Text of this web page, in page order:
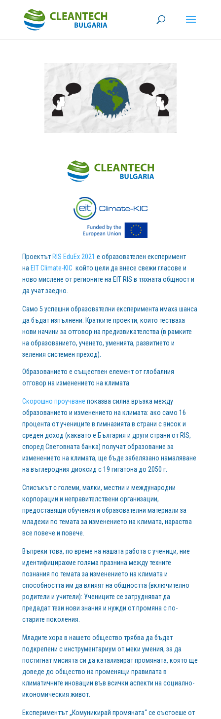
Проектът RIS EduEx 2021 е образователен експеримент
на EIT Climate-KIC който цели да внесе свежи гласове и
ново мислене от регионите на EIT RIS в тяхната общност и
да учат заедно.
Само 5 успешни образователни експеримента имаха шанса
да бъдат изпълнени. Кратките проекти, които тестваха
нови начини за отговор на предизвикателства (в рамките
на образованието, ученето, уменията, развитието и
зеления системен преход).
Образованието е съществен елемент от глобалния
отговор на изменението на климата.
Скорошно проучване показва силна връзка между
образованието и изменението на климата: ако само 16
процента от учениците в гимназията в страни с висок и
среден доход (каквато е България и други страни от RIS,
според Световната банка) получат образование за
изменението на климата, ще бъде забелязано намаляване
на въглеродния диоксид с 19 гигатона до 2050 г.
Списъкът с големи, малки, местни и международни
корпорации и неправителствени организации,
предоставящи обучения и образователни материали за
младежи по темата за изменението на климата, нараства
все повече и повече.
Въпреки това, по време на нашата работа с ученици, ние
идентифицирахме голяма празнина между техните
познания по темата за изменението на климата и
способността им да влияят на общността (включително
родители и учители): Учениците се затрудняват да
предадат тези нови знания и нужди от промяна с по-
старите поколения.
Младите хора в нашето общество трябва да бъдат
подкрепени с инструментариум от меки умения, за да
постигнат мисията си да катализират промяната, която ще
доведе до общество на променящи правилата в
климатичните иновации във всички аспекти на социално-
икономическия живот.
Експериментът „Комуникирай промяната“ се състоеше от